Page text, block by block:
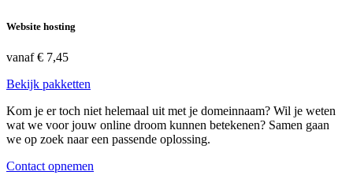
Website hosting
vanaf€ 7,45
Bekijk pakketten
Kom je er toch niet helemaal uit met je domeinnaam? Wil je weten
wat we voor jouw online droom kunnen betekenen? Samen gaan
we op zoek naar een passende oplossing.
Contact opnemen